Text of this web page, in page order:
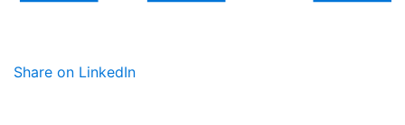
Share on LinkedIn